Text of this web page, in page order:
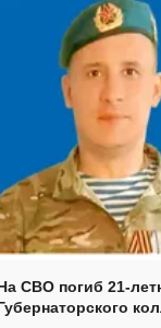
СВО погиб 21-